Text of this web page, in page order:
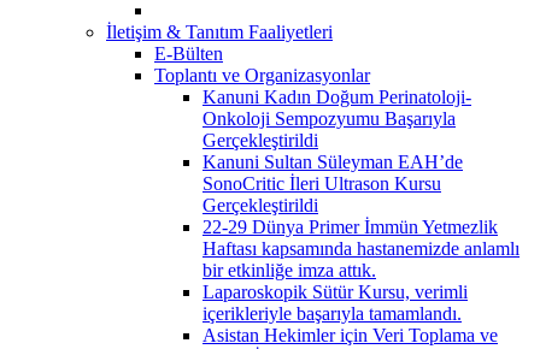
İletişim & Tanıtım Faaliyetleri
E-Bülten
Toplantı ve Organizasyonlar
Kanuni Kadın Doğum Perinatoloji-
Onkoloji Sempozyumu Başarıyla
Gerçekleştirildi
Kanuni Sultan Süleyman EAH’de
SonoCritic İleri Ultrason Kursu
Gerçekleştirildi
22-29 Dünya Primer İmmün Yetmezlik
Haftası kapsamında hastanemizde anlamlı
bir etkinliğe imza attık.
Laparoskopik Sütür Kursu, verimli
içerikleriyle başarıyla tamamlandı.
Asistan Hekimler için Veri Toplama ve